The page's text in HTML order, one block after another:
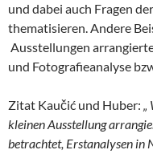
und dabei auch Fragen
thematisieren. Andere
Ausstellungen
und Fotografieanalyse
Zitat Kaučić und Huber: „
kleinen Ausstellung
betrachtet, Erstanalysen in